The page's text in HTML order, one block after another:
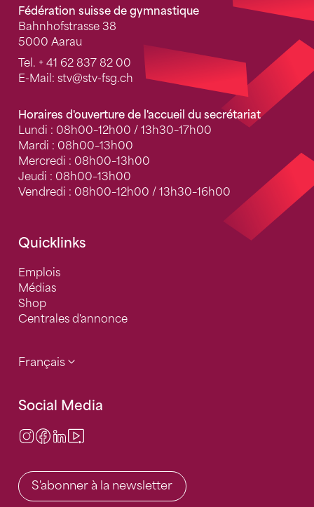
Fédération suisse de gymnastique
Bahnhofstrasse 38
5000 Aarau
Tel. + 41 62 837 82 00
E-Mail: stv@stv-fsg.ch
Horaires d'ouverture de l'accueil du secrétariat
Lundi : 08h00–12h00 / 13h30–17h00
Mardi : 08h00–13h00
Mercredi : 08h00–13h00
Jeudi : 08h00–13h00
Vendredi : 08h00–12h00 / 13h30–16h00
Quicklinks
Emplois
Médias
Shop
Centrales d'annonce
Français
Social Media
Instagram
Facebook
LinkedIn
S'abonner à la newsletter